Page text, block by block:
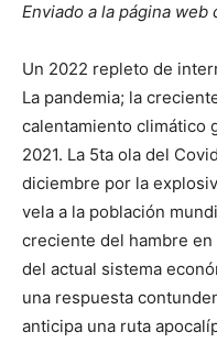
Enviado a la página web
Un 2022 repleto de
La pandemia; la
calentamiento climático
2021. La 5ta ola del
diciembre por la
vela a la población
creciente del hambre
del actual sistema
una respuesta
anticipa una ruta